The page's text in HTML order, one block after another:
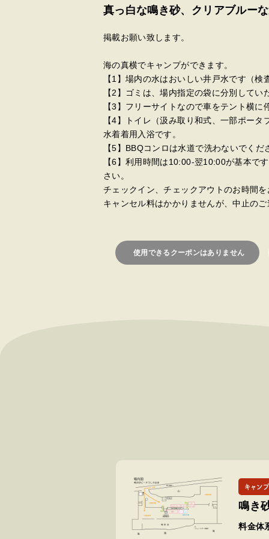
使用できるクーポンはありません
真っ白な鳴き砂、クリアブルー
掲載お願い致します。
海の真横でキャンプができます。
【1】場内の水はおいしい井戸水です（
【2】ゴミは、場内指定の袋に分別して
【3】フリーサイトなので車をテント横に
【4】トイレ（汲み取り和式、一部ポー
水着着用入浴です。
【5】BBQコンロは水道で洗わないでく
【6】利用時間は10:00-翌10:00が基本で
さい。
チェックイン、チェックアウトのお時間
キャンセル料はかかりませんが、中止の
キャン
鳴き
料金体